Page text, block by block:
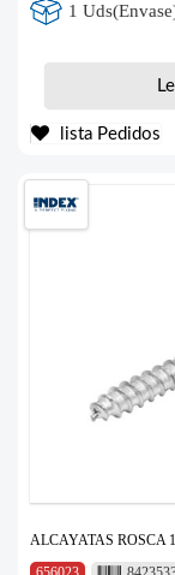
1
lista Pedidos
ALCAYATAS ROSCA